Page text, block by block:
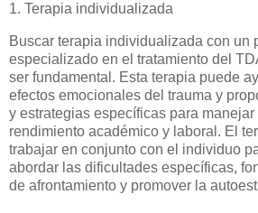
1. Terapia individualizada
Buscar terapia individualizada con un
especializado en el tratamiento del
ser fundamental. Esta terapia puede
efectos emocionales del trauma y
y estrategias específicas para
rendimiento académico y laboral. El
trabajar en conjunto con el individuo
abordar las dificultades específicas,
de afrontamiento y promover la